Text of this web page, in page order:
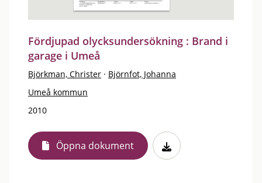
Fördjupad olycksundersökning : Brand i
garage i Umeå
Björkman, Christer · Björnfot, Johanna
Umeå kommun
2010
Öppna dokument